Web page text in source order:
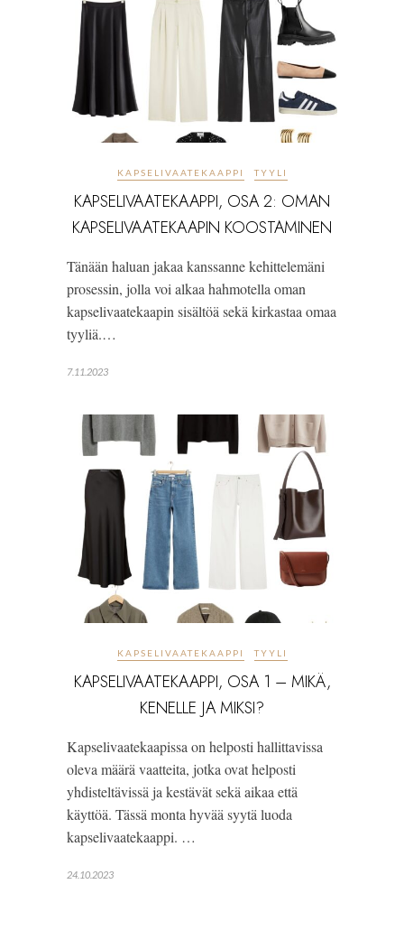
KAPSELIVAATEKAAPPI TYYLI
KAPSELIVAATEKAAPPI, OSA 2: OMAN
KAPSELIVAATEKAAPIN KOOSTAMINEN
Tänään haluan jakaa kanssanne kehittelemäni
prosessin, jolla voi alkaa hahmotella oman
kapselivaatekaapin sisältöä sekä kirkastaa omaa
tyyliä.…
7.11.2023
KAPSELIVAATEKAAPPI TYYLI
KAPSELIVAATEKAAPPI, OSA 1 – MIKÄ,
KENELLE JA MIKSI?
Kapselivaatekaapissa on helposti hallittavissa
oleva määrä vaatteita, jotka ovat helposti
yhdisteltävissä ja kestävät sekä aikaa että
käyttöä. Tässä monta hyvää syytä luoda
kapselivaatekaappi. …
24.10.2023